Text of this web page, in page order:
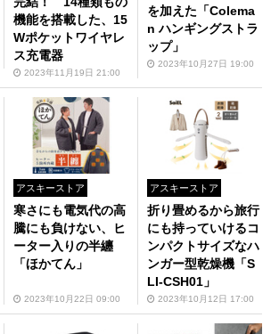
機能を搭載した、15
Wポケットワイヤレ
ス充電器
2023年11月19日 21:00
を加えた「Colema
n ハンギングストラ
ップ」
2023年10月27日 19:00
アスキーストア
寒さにも電気代の高
騰にも負けない、ヒ
ーター入りの半纏
「ほかてん」
2023年10月22日 09:00
アスキーストア
折り畳めるから旅行
にも持っていけるコ
ンパクトサイズなハ
ンガー型乾燥機「S
LI-CSH01」
2023年10月12日 17:00